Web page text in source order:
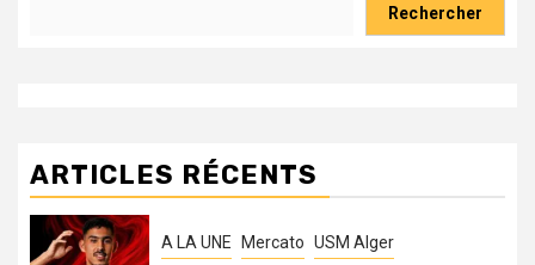
Rechercher
ARTICLES RÉCENTS
A LA UNE Mercato USM Alger